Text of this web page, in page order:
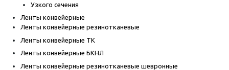
Узкого сечения
Ленты конвейерные
Ленты конвейерные резинотканевые
Ленты конвейерные ТК
Ленты конвейерные БКНЛ
Ленты конвейерные резинотканевые шевронные